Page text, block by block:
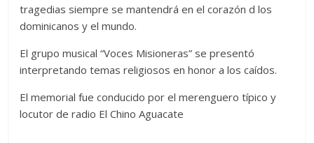
tragedias siempre se mantendrá en el corazón d los
dominicanos y el mundo.
El grupo musical “Voces Misioneras” se presentó
interpretando temas religiosos en honor a los caídos.
El memorial fue conducido por el merenguero típico y
locutor de radio El Chino Aguacate